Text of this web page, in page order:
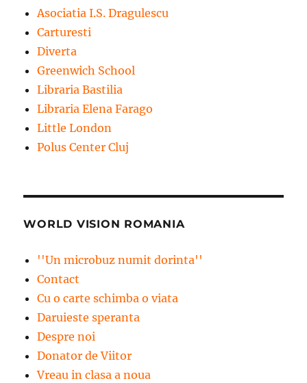
Asociatia I.S. Dragulescu
Carturesti
Diverta
Greenwich School
Libraria Bastilia
Libraria Elena Farago
Little London
Polus Center Cluj
WORLD VISION ROMANIA
''Un microbuz numit dorinta''
Contact
Cu o carte schimba o viata
Daruieste speranta
Despre noi
Donator de Viitor
Vreau in clasa a noua